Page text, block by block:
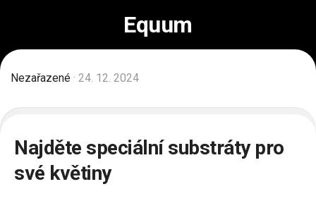
Equum
Nezařazené · 24. 12. 2024
Najděte speciální substráty pro
své květiny